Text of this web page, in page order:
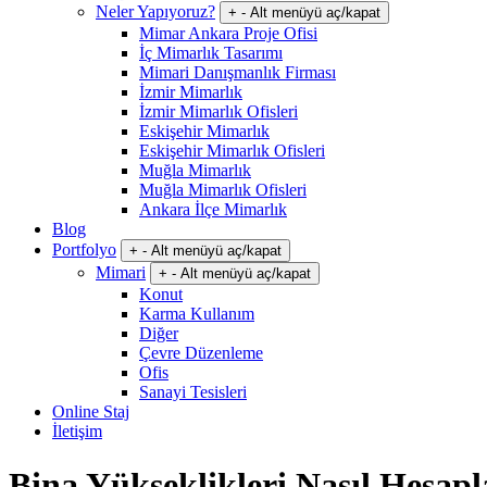
Neler Yapıyoruz?
+ - Alt menüyü aç/kapat
Mimar Ankara Proje Ofisi
İç Mimarlık Tasarımı
Mimari Danışmanlık Firması
İzmir Mimarlık
İzmir Mimarlık Ofisleri
Eskişehir Mimarlık
Eskişehir Mimarlık Ofisleri
Muğla Mimarlık
Muğla Mimarlık Ofisleri
Ankara İlçe Mimarlık
Blog
Portfolyo
+ - Alt menüyü aç/kapat
Mimari + - Alt menüyü aç/kapat
Konut
Karma Kullanım
Diğer
Çevre Düzenleme
Ofis
Sanayi Tesisleri
Online Staj
İletişim